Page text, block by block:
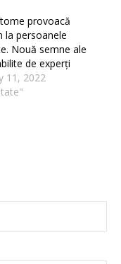
provoacă
la persoanele
Nouă semne ale
de experți
11, 2022